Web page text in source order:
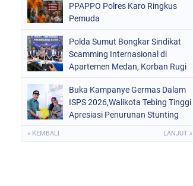
PPAPPO Polres Karo Ringkus
Pemuda
Polda Sumut Bongkar Sindikat
Scamming Internasional di
Apartemen Medan, Korban Rugi
Buka Kampanye Germas Dalam
ISPS 2026,Walikota Tebing Tinggi
Apresiasi Penurunan Stunting
« KEMBALI LANJUT »